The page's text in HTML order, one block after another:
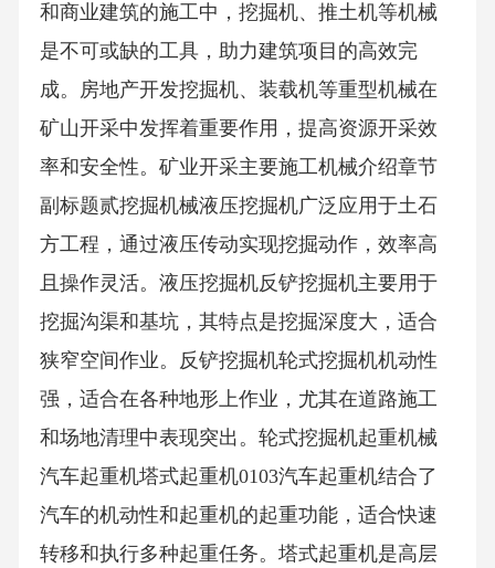
和商业建筑的施工中，挖掘机、推土机等机械
是不可或缺的工具，助力建筑项目的高效完
成。房地产开发挖掘机、装载机等重型机械在
矿山开采中发挥着重要作用，提高资源开采效
率和安全性。矿业开采主要施工机械介绍章节
副标题贰挖掘机械液压挖掘机广泛应用于土石
方工程，通过液压传动实现挖掘动作，效率高
且操作灵活。液压挖掘机反铲挖掘机主要用于
挖掘沟渠和基坑，其特点是挖掘深度大，适合
狭窄空间作业。反铲挖掘机轮式挖掘机机动性
强，适合在各种地形上作业，尤其在道路施工
和场地清理中表现突出。轮式挖掘机起重机械
汽车起重机塔式起重机0103汽车起重机结合了
汽车的机动性和起重机的起重功能，适合快速
转移和执行多种起重任务。塔式起重机是高层